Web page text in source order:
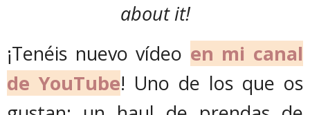
about it!
¡Tenéis nuevo vídeo en mi canal
de YouTube! Uno de los que os